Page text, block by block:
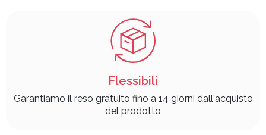
Flessibili
Garantiamo il reso gratuito fino a 14 giorni dall'acquisto
del prodotto